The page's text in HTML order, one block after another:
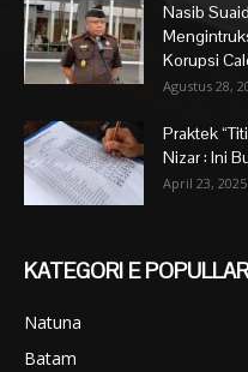
Nasib
Korupsi
Agustus 28,
Praktek
Nizar : Ini
April 23, 2025
KATEGORI E
Natuna
Batam